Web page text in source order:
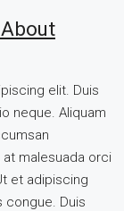
elit. Duis
neque. Aliquam
malesuada orci
et adipiscing
congue. Duis